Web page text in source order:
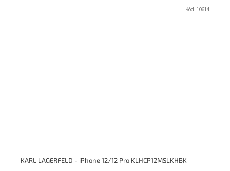
KARL LAGERFELD - iPhone 12/12 Pro KLHCP12MSLKHBK
Kód: 10614